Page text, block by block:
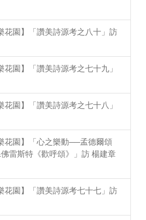
花園】「讚美詩源考之八十」訪
花園】「讚美詩源考之七十九」
花園】「讚美詩源考之七十八」
花園】「心之樂動──孟德爾頌
佛雷斯特《歡呼頌》」訪 楊建章
花園】「讚美詩源考七十七」訪